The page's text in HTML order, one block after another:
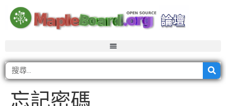
忘記密碼